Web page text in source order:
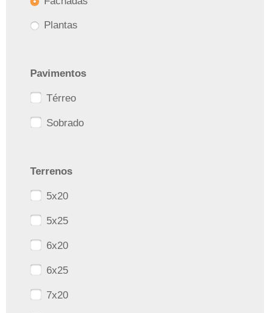
Plantas
Pavimentos
Térreo
Sobrado
Terrenos
5x20
5x25
6x20
6x25
7x20